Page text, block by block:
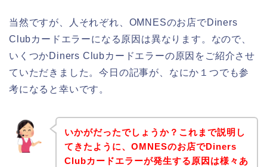
当然ですが、人それぞれ、OMNESのお店でDiners
Clubカードエラーになる原因は異なります。なので、
いくつかDiners Clubカードエラーの原因をご紹介させ
ていただきました。今日の記事が、なにか１つでも参
考になると幸いです。
いかがだったでしょうか？これまで説明し
てきたように、OMNESのお店でDiners
Clubカードエラーが発生する原因は様々あ